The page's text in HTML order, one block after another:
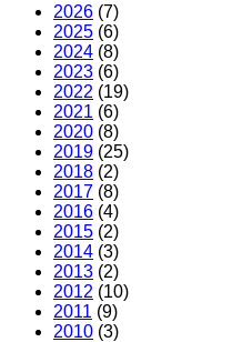
2026 (7)
2025 (6)
2024 (8)
2023 (6)
2022 (19)
2021 (6)
2020 (8)
2019 (25)
2018 (2)
2017 (8)
2016 (4)
2015 (2)
2014 (3)
2013 (2)
2012 (10)
2011 (9)
2010 (3)